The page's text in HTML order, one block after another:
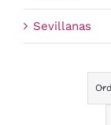
Sevillanas